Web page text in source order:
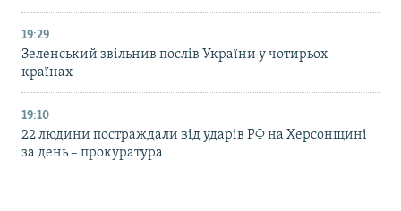
19:29
Зеленський звільнив послів України у чотирьох
країнах
19:10
22 людини постраждали від ударів РФ на Херсонщині
за день – прокуратура